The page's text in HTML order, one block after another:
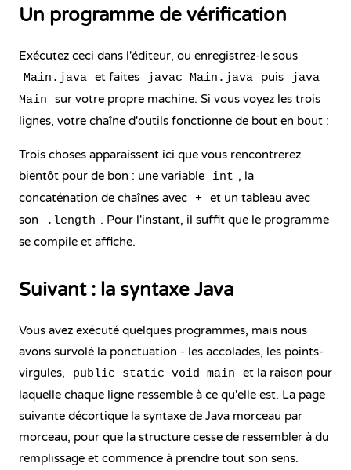
Un programme de vérification
Exécutez ceci dans l'éditeur, ou enregistrez-le sous
Main.java et faites javac Main.java puis
java
Main
sur votre propre machine. Si vous voyez les trois
lignes, votre chaîne d'outils fonctionne de bout en bout :
Trois choses apparaissent ici que vous rencontrerez
bientôt pour de bon : une variable int , la
concaténation de chaînes avec + et un tableau avec
son
.length . Pour l'instant, il suffit que le programme
se compile et affiche.
Suivant : la syntaxe Java
Vous avez exécuté quelques programmes, mais nous
avons survolé la ponctuation - les accolades, les points-
virgules,
public static void main
et la raison pour
laquelle chaque ligne ressemble à ce qu'elle est. La page
suivante décortique la syntaxe de Java morceau par
morceau, pour que la structure cesse de ressembler à du
remplissage et commence à prendre tout son sens.